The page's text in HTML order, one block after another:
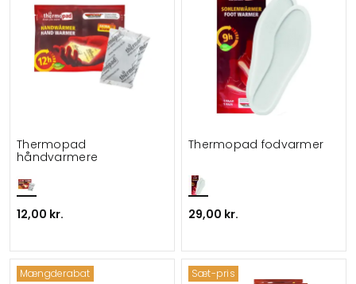
Thermopad
håndvarmere
12,00 kr.
Thermopad fodvarmer
29,00 kr.
Mængderabat Sæt-pris